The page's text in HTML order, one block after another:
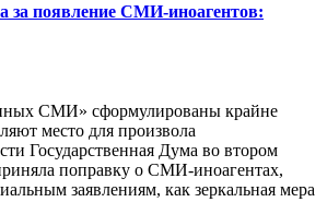
за появление СМИ-иноагентов:
СМИ» сформулированы крайне
место для произвола
Государственная Дума во втором
поправку о СМИ-иноагентах,
заявлениям, как зеркальная мера